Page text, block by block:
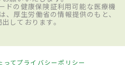
ドの健康保険証利用可能な医療機
、厚生労働省の情報提供のもと、
しております。
ってプライバシーポリシー